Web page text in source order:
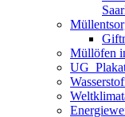
Müllöfen